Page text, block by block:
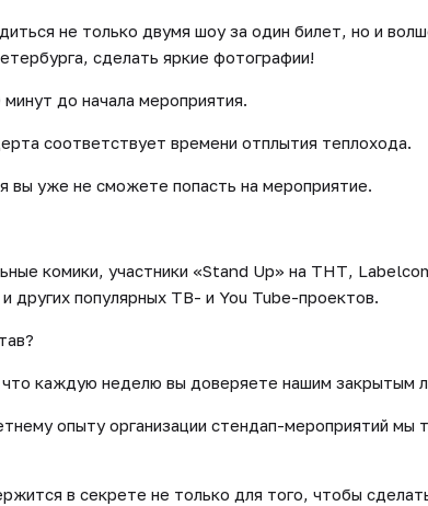
не только двумя шоу за один билет, но и
сделать яркие фотографии!
до начала мероприятия.
соответствует времени отплытия теплохода.
вы уже не сможете попасть на мероприятие.
комики, участники «Stand Up» на ТНТ,
других популярных ТВ- и You Tube-проектов.
каждую неделю вы доверяете нашим закрытым
опыту организации стендап-мероприятий мы
в секрете не только для того, чтобы